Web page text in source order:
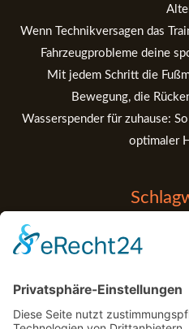
Wenn Technikversagen das
Fahrzeugprobleme deine
Mit jedem Schritt die
Bewegung, die
Wasserspender für zuhause:
optimaler
Anfänger Apps Balance
Fehler Fitness Tipps
Gym Handball Klettern